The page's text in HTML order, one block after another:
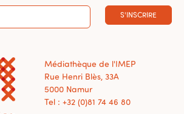
S'INSCRIRE
Médiathèque de l'IMEP
Rue Henri Blès, 33A
5000 Namur
Tel : +32 (0)81 74 46 80